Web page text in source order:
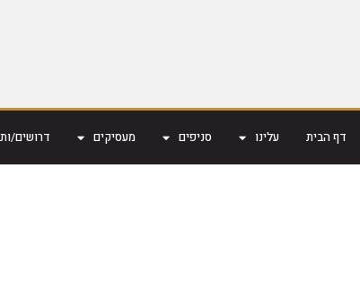
דף הבית עלינו סניפים מעסיקים דרושים/ות